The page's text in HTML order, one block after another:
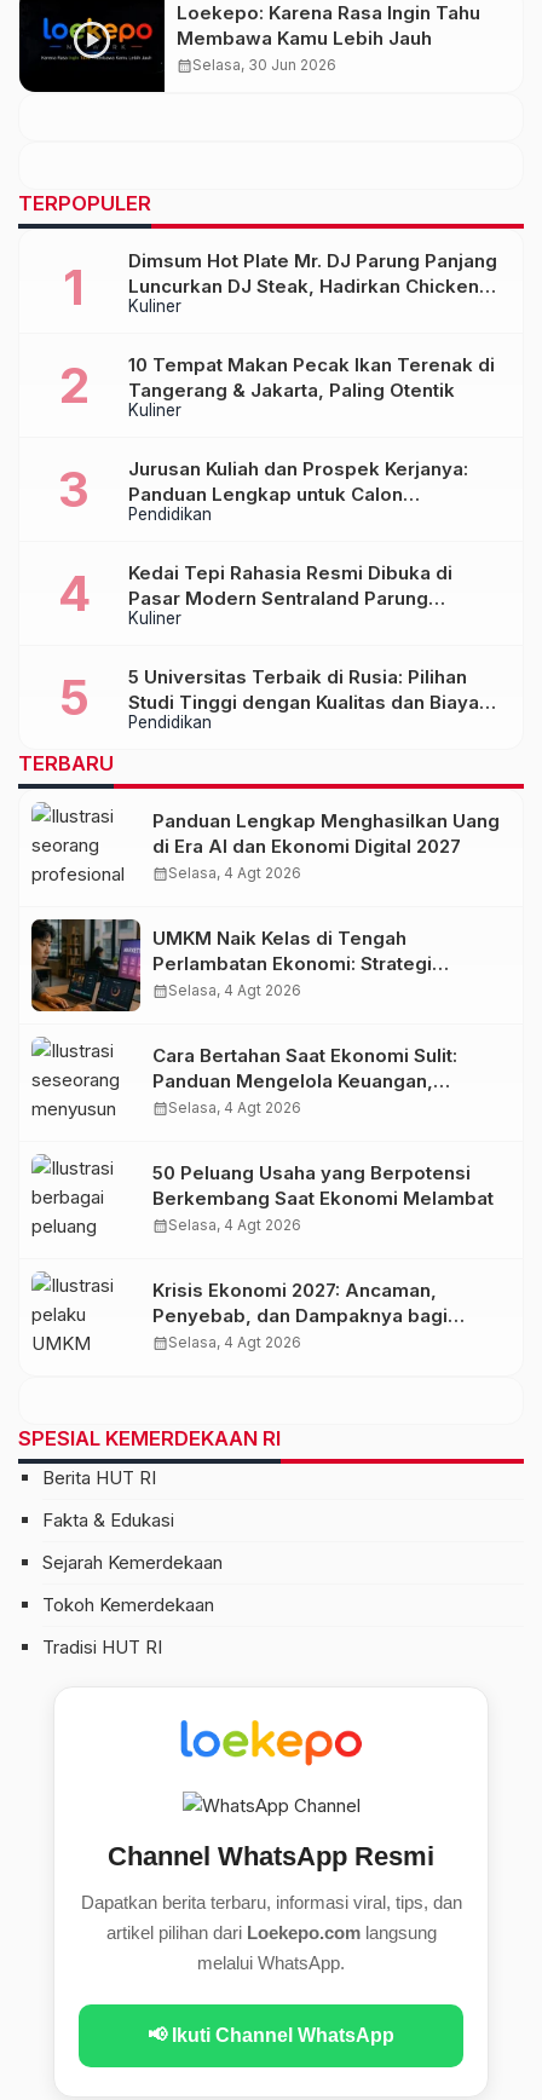
Loekepo: Karena Rasa Ingin Tahu
Membawa Kamu Lebih Jauh
calendar_monthSelasa, 30 Jun 2026
TERPOPULER
Kuliner
Dimsum Hot Plate Mr. DJ Parung Panjang
Luncurkan DJ Steak, Hadirkan Chicken
Steak Orisinal di Atas Hot Plate
Kuliner
10 Tempat Makan Pecak Ikan Terenak di
Tangerang & Jakarta, Paling Otentik
Pendidikan
Jurusan Kuliah dan Prospek Kerjanya:
Panduan Lengkap untuk Calon
Mahasiswa
Kuliner
Kedai Tepi Rahasia Resmi Dibuka di
Pasar Modern Sentraland Parung
Panjang, Hadirkan Sambal Rempah
Pendidikan
5 Universitas Terbaik di Rusia: Pilihan
Studi Tinggi dengan Kualitas dan Biaya
Terjangkau
TERBARU
Panduan Lengkap Menghasilkan Uang
di Era AI dan Ekonomi Digital 2027
calendar_monthSelasa, 4 Agt 2026
UMKM Naik Kelas di Tengah
Perlambatan Ekonomi: Strategi
Bertahan dan Tumbuh di Era Digital
calendar_monthSelasa, 4 Agt 2026
Cara Bertahan Saat Ekonomi Sulit:
Panduan Mengelola Keuangan,
Investasi, dan Menambah Penghasilan
calendar_monthSelasa, 4 Agt 2026
50 Peluang Usaha yang Berpotensi
Berkembang Saat Ekonomi Melambat
calendar_monthSelasa, 4 Agt 2026
Krisis Ekonomi 2027: Ancaman,
Penyebab, dan Dampaknya bagi
Indonesia
calendar_monthSelasa, 4 Agt 2026
SPESIAL KEMERDEKAAN RI
Berita HUT RI
Fakta & Edukasi
Sejarah Kemerdekaan
Tokoh Kemerdekaan
Tradisi HUT RI
Channel WhatsApp Resmi
Dapatkan berita terbaru, informasi viral, tips, dan
artikel pilihan dari Loekepo.comlangsung
melalui WhatsApp.
📢 Ikuti Channel WhatsApp